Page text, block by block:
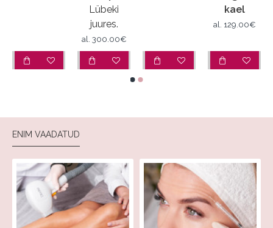
Lübeki
juures.
al. 300.00€
kael
al. 129.00€
ENIM VAADATUD